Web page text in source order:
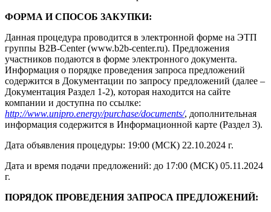
ФОРМА И СПОСОБ ЗАКУПКИ:
Данная процедура проводится в электронной форме на ЭТП
группы B2B-Center (www.b2b-center.ru). Предложения
участников подаются в форме электронного документа.
Информация о порядке проведения запроса предложений
содержится в Документации по запросу предложений (далее –
Документация Раздел 1-2), которая находится на сайте
компании и доступна по ссылке:
http://www.unipro.energy/purchase/documents/, дополнительная
информация содержится в Информационной карте (Раздел 3).
Дата объявления процедуры: 19:00 (МСК) 22.10.2024 г.
Дата и время подачи предложений: до 17:00 (МСК) 05.11.2024
г.
ПОРЯДОК ПРОВЕДЕНИЯ ЗАПРОСА ПРЕДЛОЖЕНИЙ: